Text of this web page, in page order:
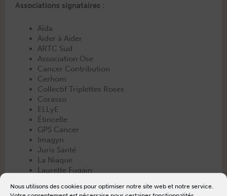
Nous utilisons des cookies pour optimiser notre site web et notre service.
Asso­ci­a­tions signataires :
Aïda
Aider à Aider
ARTC Sud
Asso­ci­a­tion Ose
Can­cer Contribution
Cer­hom
Col­lec­tif Triplettes Roses
Coras­so
ELLyE
Étin­celle
GPS Can­cer
Imag­yn
Juris San­té
La Niaque
Lau­rette Fugain
Lym­phosport